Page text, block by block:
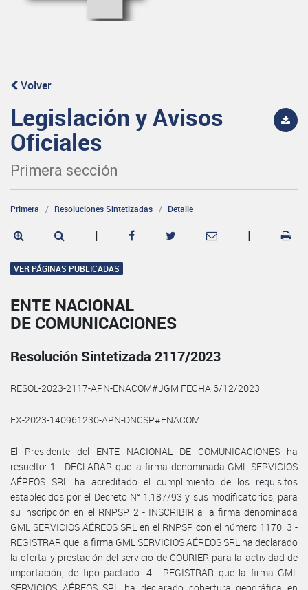
Volver
Legislación y Avisos
Oficiales
Primera sección
Primera Resoluciones Sintetizadas Detalle
| |
VER PÁGINAS PUBLICADAS
ENTE NACIONAL
DE COMUNICACIONES
Resolución Sintetizada 2117/2023
RESOL-2023-2117-APN-ENACOM#JGM FECHA 6/12/2023
EX-2023-140961230-APN-DNCSP#ENACOM
El Presidente del ENTE NACIONAL DE COMUNICACIONES ha
resuelto: 1 - DECLARAR que la firma denominada GML SERVICIOS
AÉREOS SRL ha acreditado el cumplimiento de los requisitos
establecidos por el Decreto N° 1.187/93 y sus modificatorios, para
su inscripción en el RNPSP. 2 - INSCRIBIR a la firma denominada
GML SERVICIOS AÉREOS SRL en el RNPSP con el número 1170. 3 -
REGISTRAR que la firma GML SERVICIOS AÉREOS SRL ha declarado
la oferta y prestación del servicio de COURIER para la actividad de
importación, de tipo pactado. 4 - REGISTRAR que la firma GML
SERVICIOS AÉREOS SRL ha declarado cobertura geográfica en